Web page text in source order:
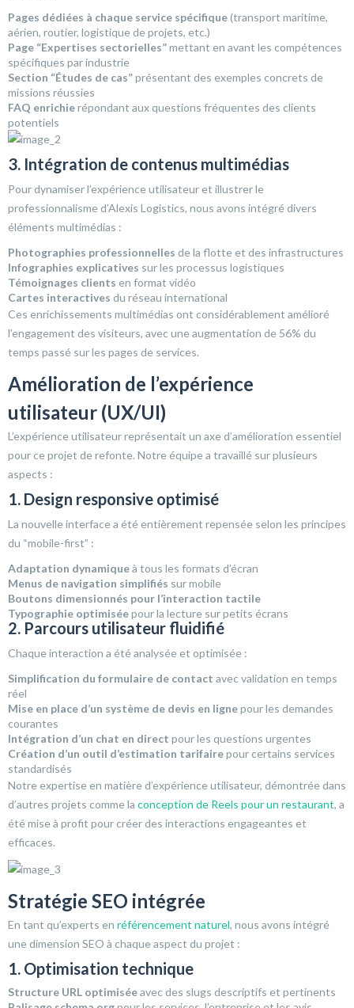
Pages dédiées à chaque service spécifique(transport maritime,
aérien, routier, logistique de projets, etc.)
Page “Expertises sectorielles”mettant en avant les compétences
spécifiques par industrie
Section “Études de cas”présentant des exemples concrets de
missions réussies
FAQ enrichierépondant aux questions fréquentes des clients
potentiels
3. Intégration de contenus multimédias
Pour dynamiser l’expérience utilisateur et illustrer le
professionnalisme d’Alexis Logistics, nous avons intégré divers
éléments multimédias :
Photographies professionnelles de la flotte et des infrastructures
Infographies explicatives sur les processus logistiques
Témoignages clients en format vidéo
Cartes interactives du réseau international
Ces enrichissements multimédias ont considérablement amélioré
l’engagement des visiteurs, avec une augmentation de 56% du
temps passé sur les pages de services.
Amélioration de l’expérience
utilisateur (UX/UI)
L’expérience utilisateur représentait un axe d’amélioration essentiel
pour ce projet de refonte. Notre équipe a travaillé sur plusieurs
aspects :
1. Design responsive optimisé
La nouvelle interface a été entièrement repensée selon les principes
du “mobile-first” :
Adaptation dynamiqueà tous les formats d’écran
Menus de navigation simplifiés sur mobile
Boutons dimensionnés pour l’interaction tactile
Typographie optimiséepour la lecture sur petits écrans
2. Parcours utilisateur fluidifié
Chaque interaction a été analysée et optimisée :
Simplification du formulaire de contact avec validation en temps
réel
Mise en place d’un système de devis en lignepour les demandes
courantes
Intégration d’un chat en direct pour les questions urgentes
Création d’un outil d’estimation tarifairepour certains services
standardisés
Notre expertise en matière d’expérience utilisateur, démontrée dans
d’autres projets comme la conception de Reels pour un restaurant, a
été mise à profit pour créer des interactions engageantes et
efficaces.
Stratégie SEO intégrée
En tant qu’experts en référencement naturel, nous avons intégré
une dimension SEO à chaque aspect du projet :
1. Optimisation technique
Structure URL optimiséeavec des slugs descriptifs et pertinents